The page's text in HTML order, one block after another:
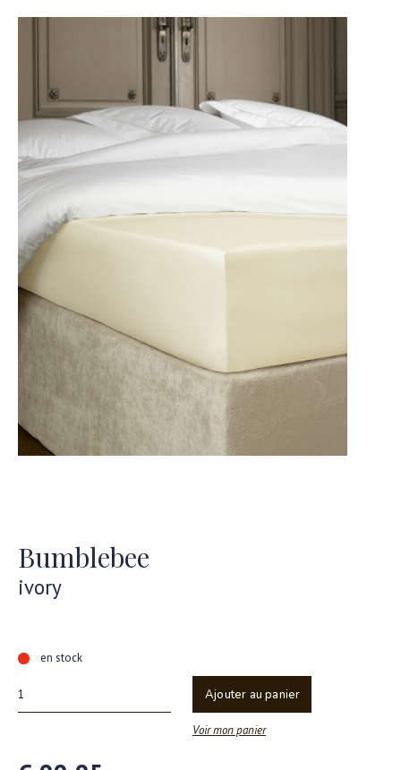
Bumblebee
ivory
en stock
Ajouter au panier
Voir mon panier